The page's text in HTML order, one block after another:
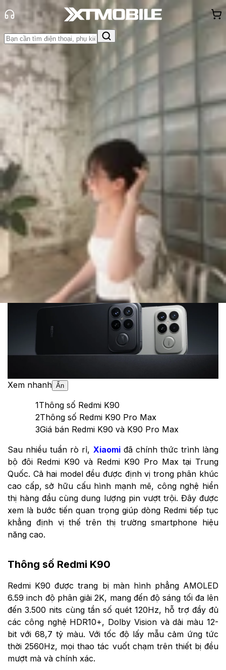
Trang chủ
Tin tức
Tin Mới
Tin Mới
Đánh Giá - Trên Tay
Khuyến
Thủ thuật Thông báoKhách
hàng - Sự kiện
Redmi K90 và Redmi K90 Pro Max
ra mắt: Pin và camera khủng, giá từ
9.6 triệu đồng
Triệu Vy
Ngày đăng: 24/10/2025
Cập nhật:24/10/2025
Theo dõi XTMobile trên
Xem nhanh Ẩn
1Thông số Redmi K90
2Thông số Redmi K90 Pro Max
3Giá bán Redmi K90 và K90 Pro Max
Sau nhiều tuần rò rỉ, Xiaomiđã chính thức trình làng
bộ đôi Redmi K90 và Redmi K90 Pro Max tại Trung
Quốc. Cả hai model đều được định vị trong phân khúc
cao cấp, sở hữu cấu hình mạnh mẽ, công nghệ hiển
thị hàng đầu cùng dung lượng pin vượt trội. Đây được
xem là bước tiến quan trọng giúp dòng Redmi tiếp tục
khẳng định vị thế trên thị trường smartphone hiệu
năng cao.
Thông số Redmi K90
Redmi K90 được trang bị màn hình phẳng AMOLED
6.59 inch độ phân giải 2K, mang đến độ sáng tối đa lên
đến 3.500 nits cùng tần số quét 120Hz, hỗ trợ đầy đủ
các công nghệ HDR10+, Dolby Vision và dải màu 12-
bit với 68,7 tỷ màu. Với tốc độ lấy mẫu cảm ứng tức
thời 2560Hz, mọi thao tác vuốt chạm trên thiết bị đều
mượt mà và chính xác.